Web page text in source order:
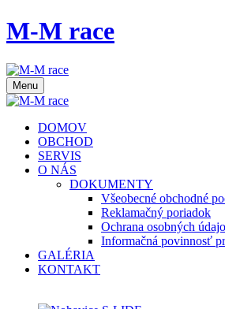
M-M race
Menu
DOMOV
OBCHOD
SERVIS
O NÁS
DOKUMENTY
Všeobecné obchodné
Reklamačný poriadok
Ochrana osobných
Informačná povinnosť
GALÉRIA
KONTAKT